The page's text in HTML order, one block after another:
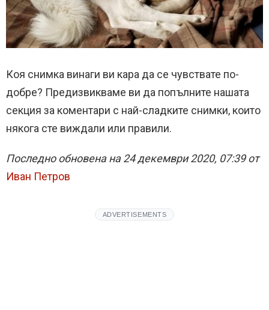
Коя снимка винаги ви кара да се чувствате по-
добре? Предизвикваме ви да попълните нашата
секция за коментари с най-сладките снимки, които
някога сте виждали или правили.
Последно обновена на 24 декември 2020, 07:39 от
Иван Петров
ADVERTISEMENTS